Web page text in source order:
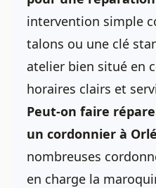
intervention simple
talons ou une clé
atelier bien situé en
horaires clairs et
Peut-on faire
un cordonnier à
nombreuses
en charge la